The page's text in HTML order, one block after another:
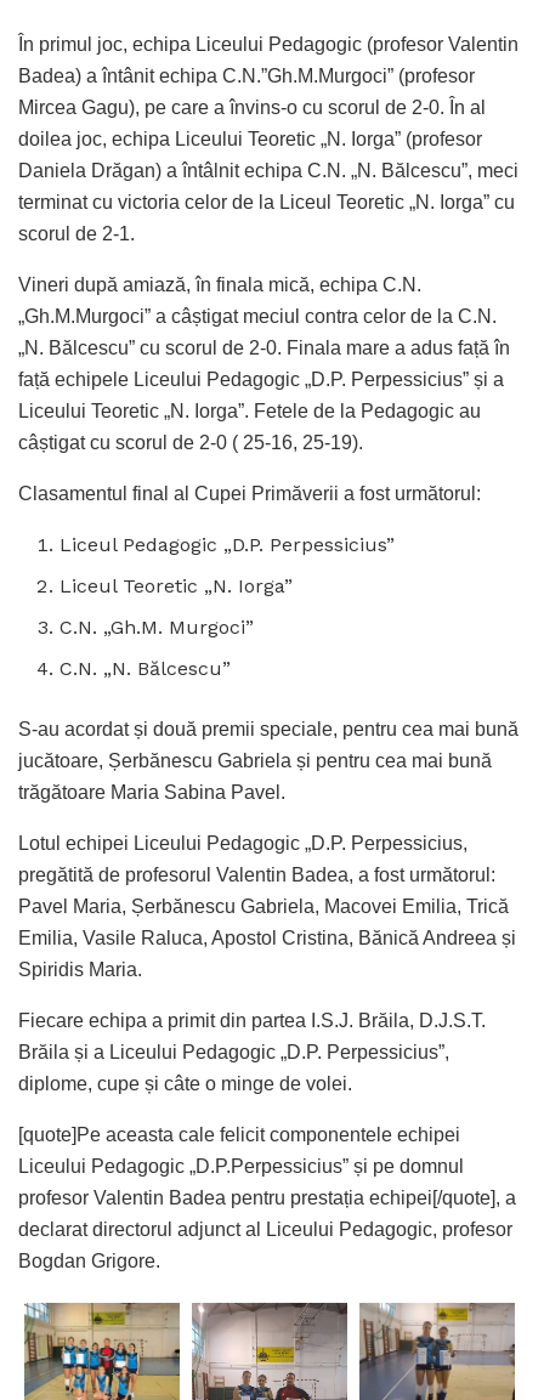
În primul joc, echipa Liceului Pedagogic (profesor Valentin
Badea) a întânit echipa C.N.”Gh.M.Murgoci” (profesor
Mircea Gagu), pe care a învins-o cu scorul de 2-0. În al
doilea joc, echipa Liceului Teoretic „N. Iorga” (profesor
Daniela Drăgan) a întâlnit echipa C.N. „N. Bălcescu”, meci
terminat cu victoria celor de la Liceul Teoretic „N. Iorga” cu
scorul de 2-1.
Vineri după amiază, în finala mică, echipa C.N.
„Gh.M.Murgoci” a câștigat meciul contra celor de la C.N.
„N. Bălcescu” cu scorul de 2-0. Finala mare a adus față în
față echipele Liceului Pedagogic „D.P. Perpessicius” și a
Liceului Teoretic „N. Iorga”. Fetele de la Pedagogic au
câștigat cu scorul de 2-0 ( 25-16, 25-19).
Clasamentul final al Cupei Primăverii a fost următorul:
Liceul Pedagogic „D.P. Perpessicius”
Liceul Teoretic „N. Iorga”
C.N. „Gh.M. Murgoci”
C.N. „N. Bălcescu”
S-au acordat și două premii speciale, pentru cea mai bună
jucătoare, Șerbănescu Gabriela și pentru cea mai bună
trăgătoare Maria Sabina Pavel.
Lotul echipei Liceului Pedagogic „D.P. Perpessicius,
pregătită de profesorul Valentin Badea, a fost următorul:
Pavel Maria, Șerbănescu Gabriela, Macovei Emilia, Trică
Emilia, Vasile Raluca, Apostol Cristina, Bănică Andreea și
Spiridis Maria.
Fiecare echipa a primit din partea I.S.J. Brăila, D.J.S.T.
Brăila și a Liceului Pedagogic „D.P. Perpessicius”,
diplome, cupe și câte o minge de volei.
[quote]Pe aceasta cale felicit componentele echipei
Liceului Pedagogic „D.P.Perpessicius” și pe domnul
profesor Valentin Badea pentru prestația echipei[/quote], a
declarat directorul adjunct al Liceului Pedagogic, profesor
Bogdan Grigore.